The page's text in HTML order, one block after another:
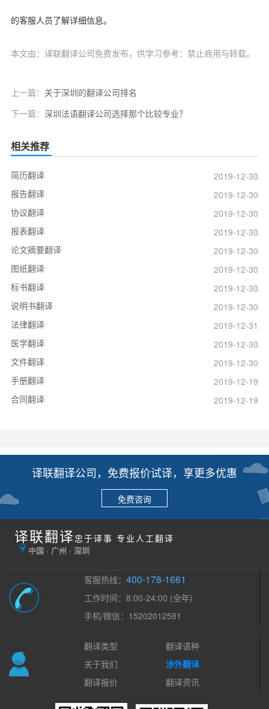
的客服人员了解详细信息。
本文由：译联翻译公司免费发布，供学习参考：禁止商用与转载。
上一篇： 关于深圳的翻译公司排名
下一篇： 深圳法语翻译公司选择那个比较专业？
相关推荐
简历翻译
2019-12-30
报告翻译
2019-12-30
协议翻译
2019-12-30
报表翻译
2019-12-30
论文摘要翻译
2019-12-30
图纸翻译
2019-12-30
标书翻译
2019-12-30
说明书翻译
2019-12-30
法律翻译
2019-12-31
医学翻译
2019-12-30
文件翻译
2019-12-30
手册翻译
2019-12-19
合同翻译
2019-12-19
译联翻译公司，免费报价试译，享更多优惠
免费咨询
译联翻译 忠于译事 专业人工翻译
中国 · 广州 · 深圳
客服热线：400-178-1661
工作时间：8:00-24:00 (全年)
手机/微信：15202012581
翻译类型
翻译语种
关于我们
涉外翻译
翻译报价
翻译资讯